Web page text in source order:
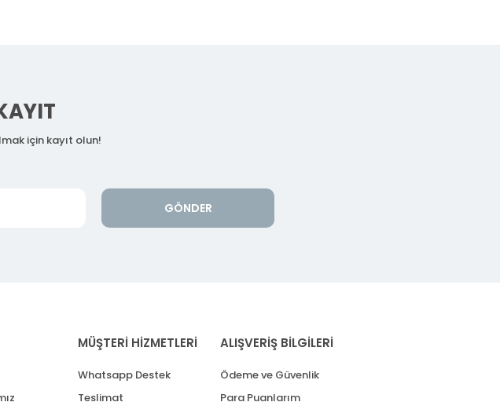
için kayıt olun!
GÖNDER
MÜŞTERİ HİZMETLERİ
Whatsapp Destek
Teslimat
ALIŞVERİŞ BİLGİLERİ
Ödeme ve Güvenlik
Para Puanlarım